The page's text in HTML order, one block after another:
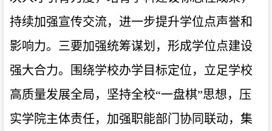
持续加强宣传交流，进一步提升学位点声誉和
影响力。 三要加强统筹谋划，形成学位点建设
强大合力。围绕学校办学目标定位，立足学校
高质量发展全局，坚持全校“一盘棋”思想，压
实学院主体责任，加强职能部门协同联动，集